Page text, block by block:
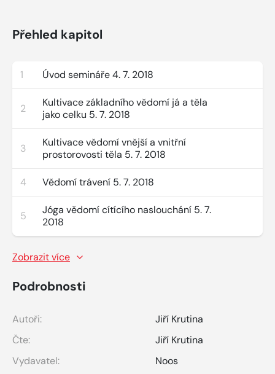
Přehled kapitol
1 Úvod semináře 4. 7. 2018
2
Kultivace základního vědomí já a těla
jako celku 5. 7. 2018
3
Kultivace vědomí vnější a vnitřní
prostorovosti těla 5. 7. 2018
4 Vědomí trávení 5. 7. 2018
5
Jóga vědomí cítícího naslouchání 5. 7.
2018
Zobrazit více
Podrobnosti
Autoři:
Jiří Krutina
Čte:
Jiří Krutina
Vydavatel:
Noos